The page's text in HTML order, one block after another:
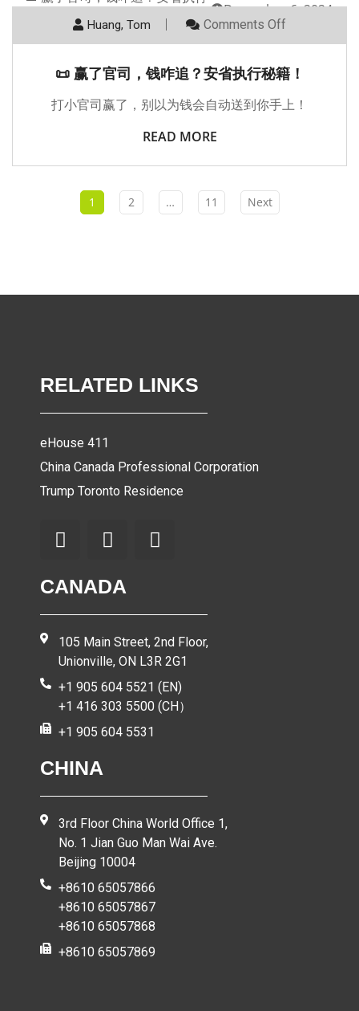
December 6, 2024
Huang, Tom Comments Off
📜 赢了官司，钱咋追？安省执行秘籍！
打小官司赢了，别以为钱会自动送到你手上！
READ MORE
1 2 … 11 Next
RELATED LINKS
eHouse 411
China Canada Professional Corporation
Trump Toronto Residence
CANADA
105 Main Street, 2nd Floor,
Unionville, ON L3R 2G1
+1 905 604 5521 (EN)
+1 416 303 5500 (CH）
+1 905 604 5531
CHINA
3rd Floor China World Office 1,
No. 1 Jian Guo Man Wai Ave.
Beijing 10004
+8610 65057866
+8610 65057867
+8610 65057868
+8610 65057869